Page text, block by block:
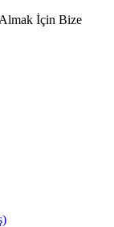
İçin Bize